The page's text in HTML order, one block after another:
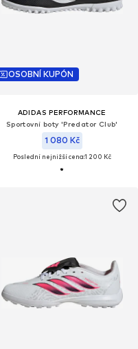
OSOBNÍ KUPÓN
ADIDAS PERFORMANCE
Sportovní boty 'Predator Club'
1 080 Kč
Poslední nejnižší cena:1 200 Kč